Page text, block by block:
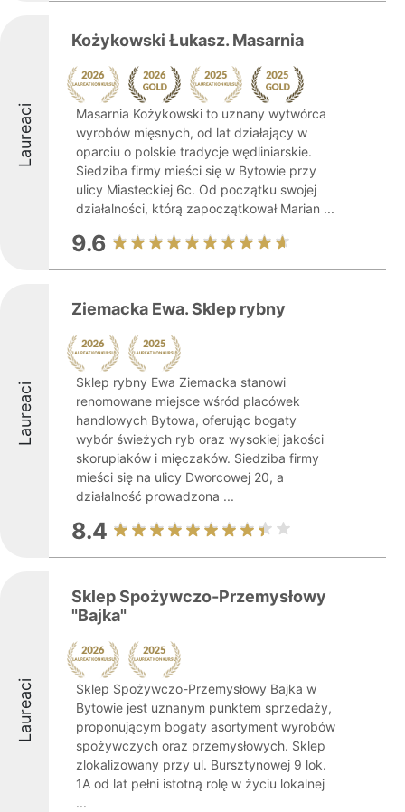
Laureaci
Kożykowski Łukasz. Masarnia
Masarnia Kożykowski to uznany wytwórca
wyrobów mięsnych, od lat działający w
oparciu o polskie tradycje wędliniarskie.
Siedziba firmy mieści się w Bytowie przy
ulicy Miasteckiej 6c. Od początku swojej
działalności, którą zapoczątkował Marian ...
9.6
Laureaci
Ziemacka Ewa. Sklep rybny
Sklep rybny Ewa Ziemacka stanowi
renomowane miejsce wśród placówek
handlowych Bytowa, oferując bogaty
wybór świeżych ryb oraz wysokiej jakości
skorupiaków i mięczaków. Siedziba firmy
mieści się na ulicy Dworcowej 20, a
działalność prowadzona ...
8.4
Laureaci
Sklep Spożywczo-Przemysłowy
"Bajka"
Sklep Spożywczo-Przemysłowy Bajka w
Bytowie jest uznanym punktem sprzedaży,
proponującym bogaty asortyment wyrobów
spożywczych oraz przemysłowych. Sklep
zlokalizowany przy ul. Bursztynowej 9 lok.
1A od lat pełni istotną rolę w życiu lokalnej
...